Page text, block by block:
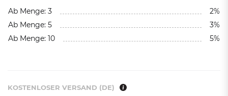
Ab Menge: 3
2%
Ab Menge: 5
3%
Ab Menge: 10
5%
KOSTENLOSER VERSAND (DE)